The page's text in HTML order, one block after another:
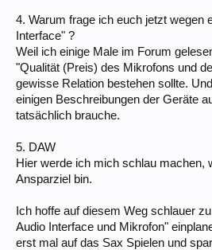
4. Warum frage ich euch jetzt wegen
Interface" ?
Weil ich einige Male im Forum
"Qualität (Preis) des Mikrofons und
gewisse Relation bestehen sollte.
einigen Beschreibungen der Geräte
tatsächlich brauche.
5. DAW
Hier werde ich mich schlau machen,
Ansparziel bin.
Ich hoffe auf diesem Weg schlauer
Audio Interface und Mikrofon"
erst mal auf das Sax Spielen und